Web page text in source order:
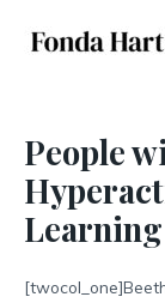
People